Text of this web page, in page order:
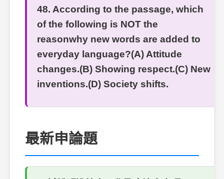
48. According to the passage, which
of the following is NOT the
reasonwhy new words are added to
everyday language?(A) Attitude
changes.(B) Showing respect.(C) New
inventions.(D) Society shifts.
最新申論題